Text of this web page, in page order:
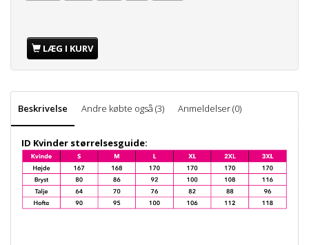
LÆG I KURV
Beskrivelse Andre købte også (3) Anmeldelser (0)
ID Kvinder størrelsesguide: